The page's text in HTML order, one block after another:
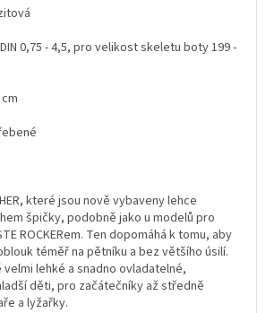
0,75 - 4,5, pro velikost skeletu boty 199 -
které jsou nově vybaveny lehce
špičky, podobně jako u modelů pro
ROCKERem. Ten dopomáhá k tomu, aby
téměř na pětníku a bez většího úsilí.
lehké a snadno ovladatelné,
děti, pro začátečníky až středně
a lyžařky.